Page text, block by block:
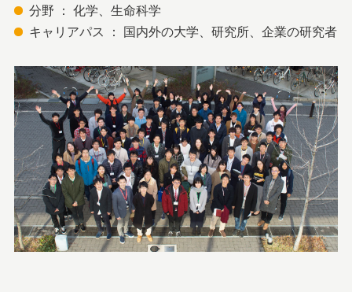
分野 ： 化学、生命科学
キャリアパス ： 国内外の大学、研究所、企業の研究者